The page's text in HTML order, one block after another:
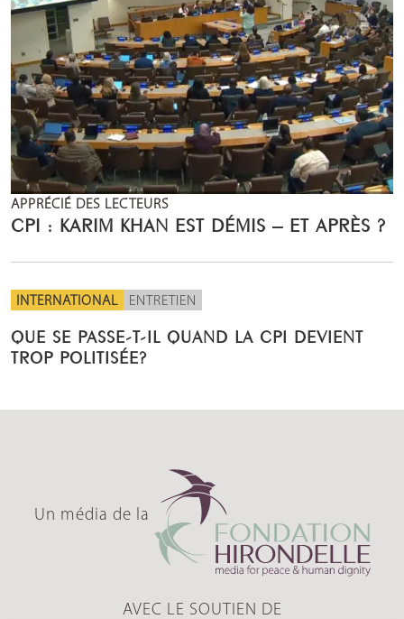
APPRÉCIÉ DES LECTEURS
CPI : KARIM KHAN EST DÉMIS – ET APRÈS ?
INTERNATIONAL ENTRETIEN
QUE SE PASSE-T-IL QUAND LA CPI DEVIENT
TROP POLITISÉE?
Un média de la
AVEC LE SOUTIEN DE